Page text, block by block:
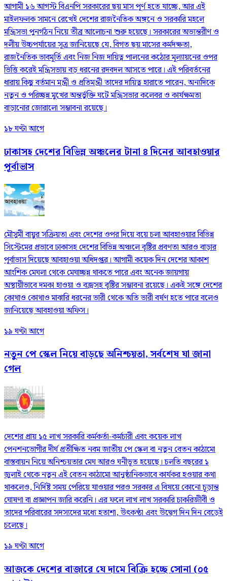
আগামী ১৬ আগস্ট বিএনপি সরকারের ছয় মাস পূর্ণ হতে যাচ্ছে, আর এই
মাইলফলক সামনে রেখেই দেশের রাজনৈতিক অঙ্গনে ও সরকারি মহলে
মন্ত্রিসভা পুনর্গঠন নিয়ে তীব্র আলোচনা শুরু হয়েছে। সরকারের অভ্যন্তরীণ ও
দলীয় উচ্চপর্যায়ের সূত্র জানিয়েছে যে, বিগত ছয় মাসের কর্মদক্ষতা,
রাজনৈতিক ভাবমূর্তি এবং নিজ নিজ দায়িত্ব পালনের কঠোর মূল্যায়নের ওপর
ভিত্তি করেই মন্ত্রিসভায় বড় ধরনের রদবদল আসতে পারে। এই পরিবর্তনের
ধারায় কিছু বর্তমান মন্ত্রী ও প্রতিমন্ত্রী তাদের দায়িত্ব হারাতে পারেন, অন্যদিকে
নতুন ও পরিচ্ছন্ন মুখের অন্তর্ভুক্তি ঘটে মন্ত্রিসভার কলেবর ও কার্যক্ষমতা
বাড়ানোর জোরালো সম্ভাবনা রয়েছে।
১৮ ঘণ্টা আগে
ঢাকাসহ দেশের বিভিন্ন অঞ্চলের টানা ৪ দিনের আবহাওয়ার
পূর্বাভাস
মৌসুমী বায়ুর সক্রিয়তা এবং দেশের ওপর দিয়ে বয়ে চলা আবহাওয়ার বিভিন্ন
সিস্টেমের প্রভাবে ঢাকাসহ দেশের বিভিন্ন অঞ্চলে বৃষ্টির প্রবণতা আরও বাড়ার
পূর্বাভাস দিয়েছে আবহাওয়া অধিদপ্তর। আগামী কয়েক দিন দেশের আকাশ
আংশিক মেঘলা থেকে মেঘাচ্ছন্ন থাকতে পারে এবং অনেক জায়গায়
অস্থায়ীভাবে দমকা হাওয়া ও বজ্রসহ বৃষ্টির সম্ভাবনা রয়েছে। একই সঙ্গে দেশের
কোথাও কোথাও মাঝারি ধরনের ভারী থেকে অতি ভারী বর্ষণ হতে পারে বলেও
জানিয়েছে আবহাওয়া অফিস।
১৯ ঘণ্টা আগে
নতুন পে স্কেল নিয়ে বাড়ছে অনিশ্চয়তা, সর্বশেষ যা জানা
গেল
দেশের প্রায় ১৫ লাখ সরকারি কর্মকর্তা-কর্মচারী এবং কয়েক লাখ
পেনশনভোগীর দীর্ঘ প্রতীক্ষিত নবম জাতীয় পে স্কেল বা নতুন বেতন কাঠামো
বাস্তবায়ন নিয়ে অনিশ্চয়তার মেঘ আরও ঘনীভূত হয়েছে। চলতি বছরের ১
জুলাই থেকে নতুন এই বেতন কাঠামো আনুষ্ঠানিকভাবে কার্যকর হওয়ার কথা
থাকলেও, নির্দিষ্ট সময় পেরিয়ে যাওয়ার পরও সরকার এ বিষয়ে কোনো চূড়ান্ত
ঘোষণা বা প্রজ্ঞাপন জারি করেনি। এর ফলে লাখ লাখ সরকারি চাকরিজীবী ও
তাদের পরিবারের সদস্যদের মধ্যে হতাশা, উৎকণ্ঠা এবং উদ্বেগ দিন দিন বেড়েই
চলেছে।
১৯ ঘণ্টা আগে
আজকে দেশের বাজারে যে দামে বিক্রি হচ্ছে সোনা (০৫